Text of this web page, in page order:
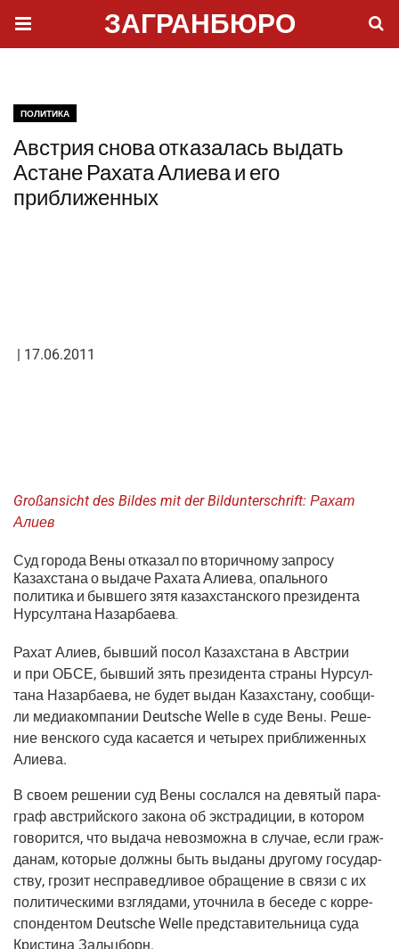
ЗАГРАНБЮРО
ПОЛИТИКА
Австрия снова отказалась выдать
Астане Рахата Алиева и его
приближенных
| 17.06.2011
Großansicht des Bildes mit der Bildunterschrift: Рахат
Али­ев
Суд города Вены отказал по вторичному запросу
Казахстана о выдаче Рахата Алиева, опального
политика и бывшего зятя казахстанского президента
Нурсултана Назарбаева.
Рахат Али­ев, быв­ший посол Казах­ста­на в Австрии
и при ОБСЕ, быв­ший зять пре­зи­ден­та стра­ны Нур­сул­
та­на Назар­ба­е­ва, не будет выдан Казах­ста­ну, сооб­щи­
ли меди­а­ком­па­нии Deutsche Welle в суде Вены. Реше­
ние вен­ско­го суда каса­ет­ся и четы­рех при­бли­жен­ных
Алиева.
В сво­ем реше­нии суд Вены сослал­ся на девя­тый пара­
граф австрий­ско­го зако­на об экс­тра­ди­ции, в кото­ром
гово­рит­ся, что выда­ча невоз­мож­на в слу­чае, если граж­
да­нам, кото­рые долж­ны быть выда­ны дру­го­му госу­дар­
ству, гро­зит неспра­вед­ли­вое обра­ще­ние в свя­зи с их
поли­ти­че­ски­ми взгля­да­ми, уточ­ни­ла в бесе­де с кор­ре­
спон­ден­том Deutsche Welle пред­ста­ви­тель­ни­ца суда
Кри­сти­на Зальцборн.